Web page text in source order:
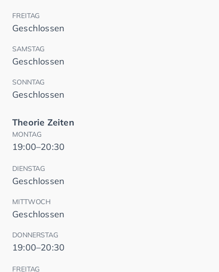
FREITAG
Geschlossen
SAMSTAG
Geschlossen
SONNTAG
Geschlossen
Theorie Zeiten
MONTAG
19:00–20:30
DIENSTAG
Geschlossen
MITTWOCH
Geschlossen
DONNERSTAG
19:00–20:30
FREITAG